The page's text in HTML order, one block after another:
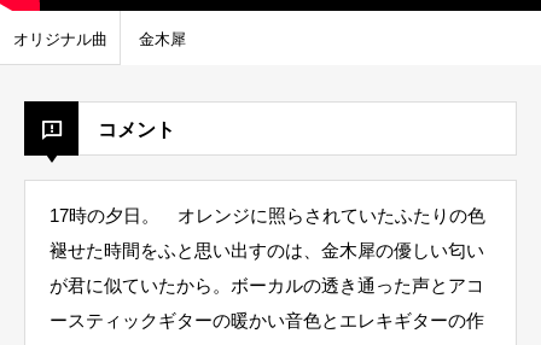
オリジナル曲 金木犀
コメント
17時の夕日。 オレンジに照らされていたふたりの色
褪せた時間をふと思い出すのは、金木犀の優しい匂い
が君に似ていたから。ボーカルの透き通った声とアコ
ースティックギターの暖かい音色とエレキギターの作